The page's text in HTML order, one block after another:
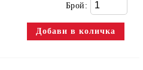
Брой: